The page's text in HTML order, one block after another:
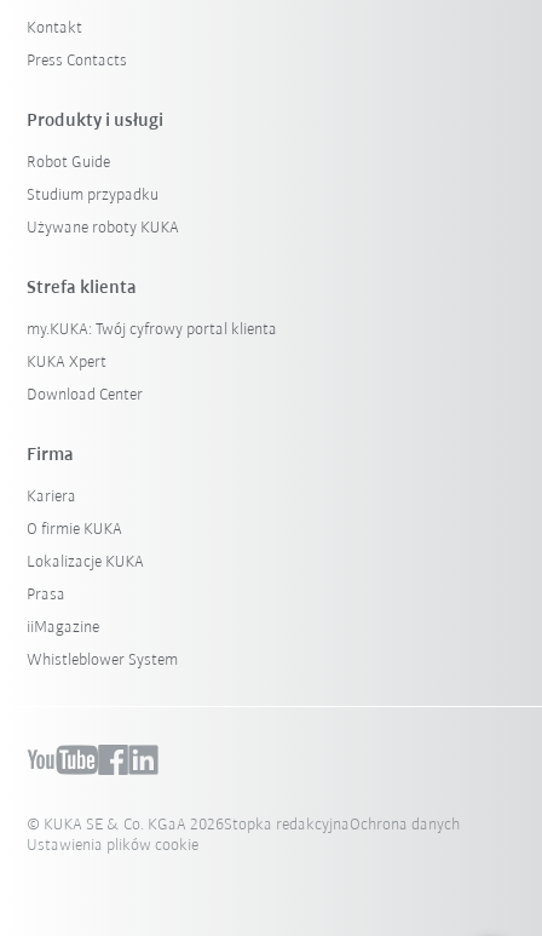
Reset filtra
Kontakt
Press Contacts
Produkty i usługi
Robot Guide
Studium przypadku
Używane roboty KUKA
Strefa klienta
my.KUKA: Twój cyfrowy portal klienta
KUKA Xpert
Download Center
Firma
Kariera
O firmie KUKA
Lokalizacje KUKA
Prasa
iiMagazine
Whistleblower System
© KUKA SE & Co. KGaA 2026Stopka redakcyjna Ochrona danych
Ustawienia plików cookie